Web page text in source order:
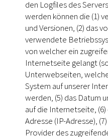
den Logfiles des
werden können die (1)
und Versionen, (2) das
verwendete
von welcher ein
Internetseite gelangt
Unterwebseiten,
System auf unserer
werden, (5) das Datum
auf die Internetseite,
Adresse (IP-Adresse),
Provider des